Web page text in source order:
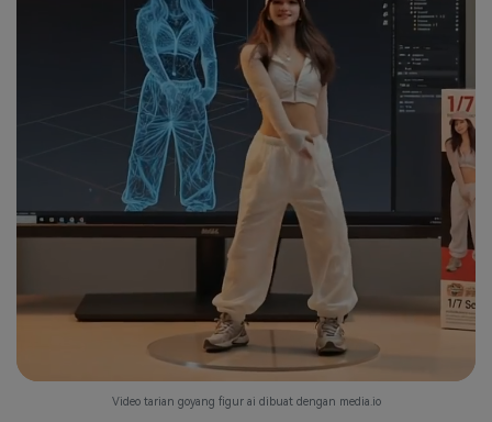
Video tarian goyang figur ai dibuat dengan media.io